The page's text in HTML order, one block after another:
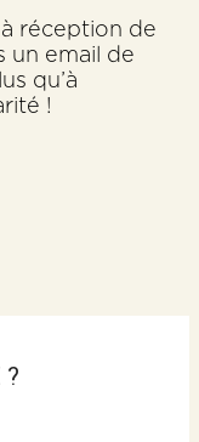
réception de
un email de
qu’à
!
?